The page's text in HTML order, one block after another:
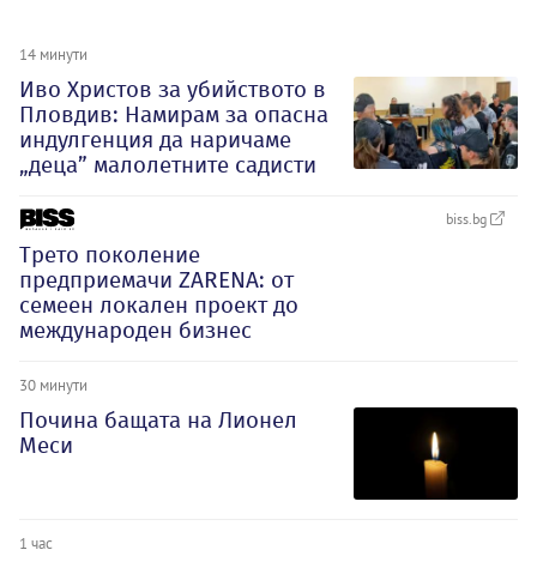
14 минути
Иво Христов за убийството в
Пловдив: Намирам за опасна
индулгенция да наричаме
„деца” малолетните садисти
biss.bg
Трето поколение
предприемачи ZARENA: от
семеен локален проект до
международен бизнес
30 минути
Почина бащата на Лионел
Меси
1 час